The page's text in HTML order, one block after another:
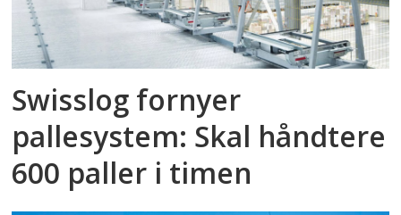
Swisslog fornyer
pallesystem: Skal håndtere
600 paller i timen